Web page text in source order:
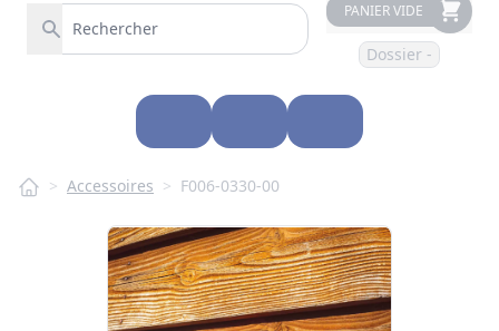
PANIER VIDE
Dossier -
> Accessoires > F006-0330-00